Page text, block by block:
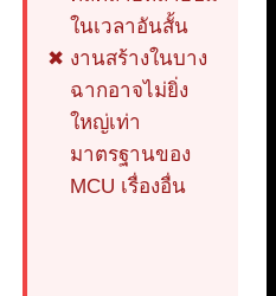
ในเวลาอันสั้น
งานสร้างในบาง
ฉากอาจไม่ยิ่ง
ใหญ่เท่า
มาตรฐานของ
MCU เรื่องอื่น